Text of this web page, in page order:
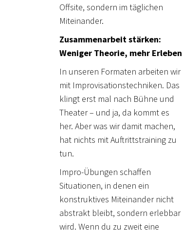
Offsite, sondern im täglichen
Miteinander.
Zusammenarbeit stärken:
Weniger Theorie, mehr Erleben
In unseren Formaten arbeiten wir
mit Improvisationstechniken. Das
klingt erst mal nach Bühne und
Theater – und ja, da kommt es
her. Aber was wir damit machen,
hat nichts mit Auftrittstraining zu
tun.
Impro-Übungen schaffen
Situationen, in denen ein
konstruktives Miteinander nicht
abstrakt bleibt, sondern erlebbar
wird. Wenn du zu zweit eine